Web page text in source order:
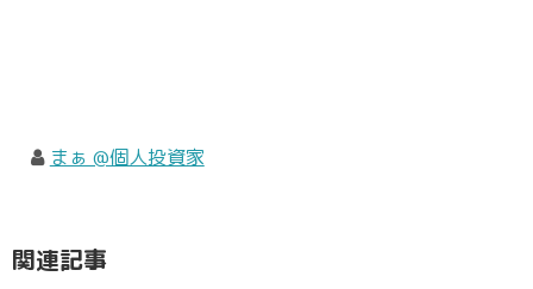
まぁ @個人投資家
関連記事